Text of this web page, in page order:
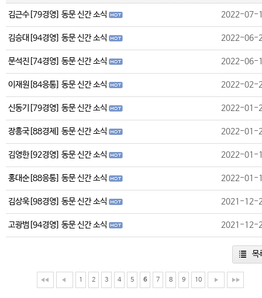
김근수[79경영] 동문 신간 소식 2022-07-
김승대[94경영] 동문 신간 소식 2022-06-
문석진[74경영] 동문 신간 소식 2022-06-
이재원[84응통] 동문 신간 소식 2022-02-
신동기[79경영] 동문 신간 소식 2022-01-
장흥국[88경제] 동문 신간 소식 2022-01-
김영한[92경영] 동문 신간 소식 2022-01-
홍대순[88응통] 동문 신간 소식 2022-01-
김상욱[98경영] 동문 신간 소식 2021-12-
고광범[94경영] 동문 신간 소식 2021-12-
목
1 2 3 4 5 6 7 8 9 10